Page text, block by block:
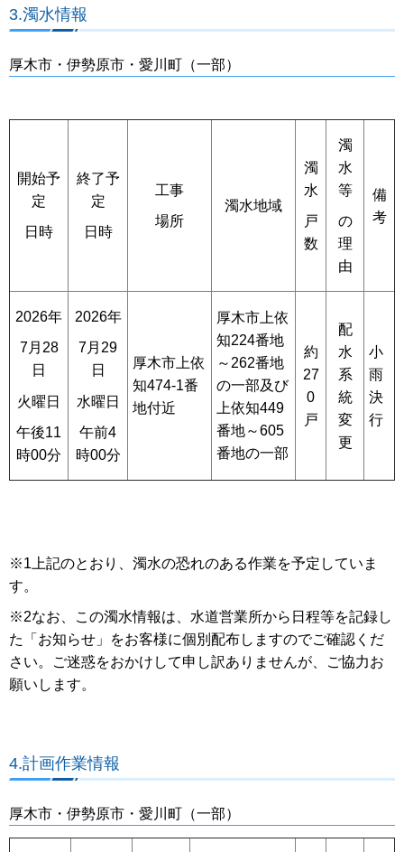
3.濁水情報
厚木市・伊勢原市・愛川町（一部）
開始予
定
日時
終了予
定
日時
工事
場所
濁水地域
濁
水
戸
数
濁
水
等
の
理
由
備
考
2026年
7月28
日
火曜日
午後11
時00分
2026年
7月29
日
水曜日
午前4
時00分
厚木市上依
知474-1番
地付近
厚木市上依
知224番地
～262番地
の一部及び
上依知449
番地～605
番地の一部
約
27
0
戸
配
水
系
統
変
更
小
雨
決
行
※1上記のとおり、濁水の恐れのある作業を予定していま
す。
※2なお、この濁水情報は、水道営業所から日程等を記録し
た「お知らせ」をお客様に個別配布しますのでご確認くだ
さい。ご迷惑をおかけして申し訳ありませんが、ご協力お
願いします。
4.計画作業情報
厚木市・伊勢原市・愛川町（一部）